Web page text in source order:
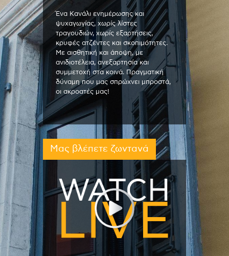
Ένα Κανάλι ενημέρωσης και
ψυχαγωγίας, χωρίς λίστες
τραγουδιών, χωρίς εξαρτήσεις,
κρυφές ατζέντες και σκοπιμότητες.
Με αισθητική και άποψη, με
ανιδιοτέλεια, ανεξαρτησία και
συμμετοχή στα κοινά. Πραγματική
δύναμη που μας σπρώχνει μπροστά,
οι ακροατές μας!
Μας βλέπετε ζωντανά